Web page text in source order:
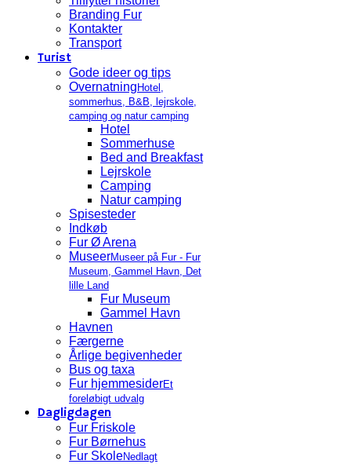
Branding Fur
Kontakter
Transport
Turist
Gode ideer og tips
Overnatning Hotel,
sommerhus, B&B, lejrskole,
camping og natur camping
Hotel
Sommerhuse
Bed and Breakfast
Lejrskole
Camping
Natur camping
Spisesteder
Indkøb
Fur Ø Arena
MuseerMuseer på Fur - Fur
Museum, Gammel Havn, Det
lille Land
Fur Museum
Gammel Havn
Havnen
Færgerne
Årlige begivenheder
Bus og taxa
Fur hjemmesiderEt
foreløbigt udvalg
Dagligdagen
Fur Friskole
Fur Børnehus
Fur SkoleNedlagt